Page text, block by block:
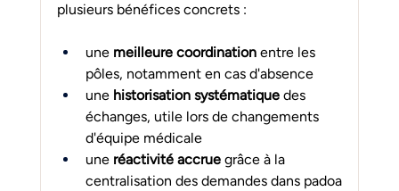
plusieurs bénéfices concrets :
une meilleure coordination entre les
pôles, notamment en cas d'absence
une historisation systématique des
échanges, utile lors de changements
d'équipe médicale
une réactivité accrue grâce à la
centralisation des demandes dans padoa